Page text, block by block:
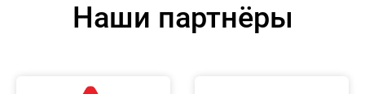
Наши партнёры